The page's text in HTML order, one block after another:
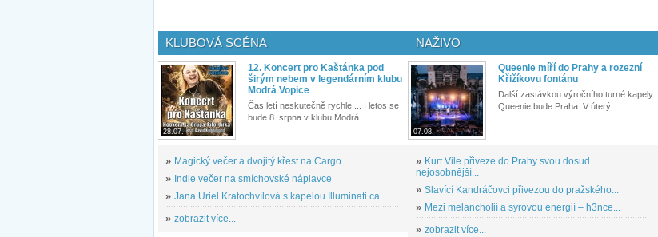
KLUBOVÁ SCÉNA
28.07.
12. Koncert pro Kaštánka pod
širým nebem v legendárním klubu
Modrá Vopice
Čas letí neskutečně rychle.... I letos se
bude 8. srpna v klubu Modrá...
» Magický večer a dvojitý křest na Cargo...
» Indie večer na smíchovské náplavce
» Jana Uriel Kratochvílová s kapelou Illuminati.ca...
» zobrazit více...
NAŽIVO
07.08.
Queenie míří do Prahy a rozezní
Křižíkovu fontánu
Další zastávkou výročního turné kapely
Queenie bude Praha. V úterý...
» Kurt Vile přiveze do Prahy svou dosud
nejosobnější...
» Slavící Kandráčovci přivezou do pražského...
» Mezi melancholií a syrovou energií – h3nce...
» zobrazit více...